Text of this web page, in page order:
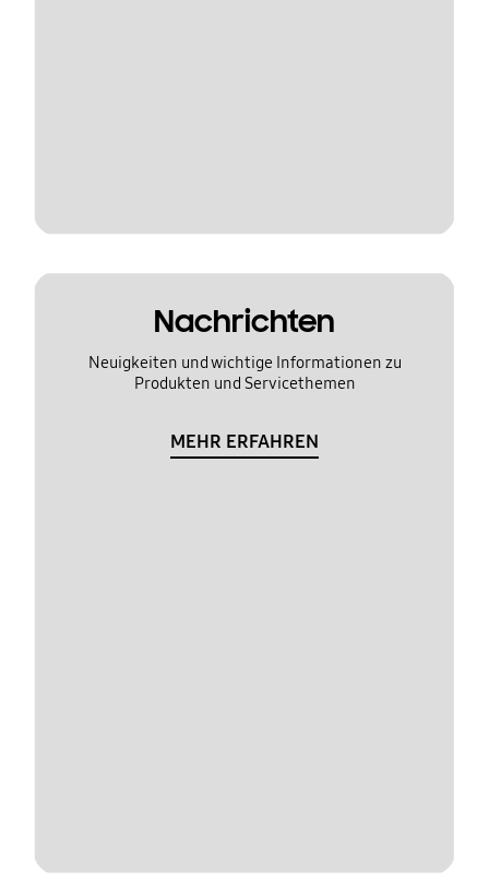
Nachrichten
Neuigkeiten und wichtige Informationen zu
Produkten und Servicethemen
MEHR ERFAHREN